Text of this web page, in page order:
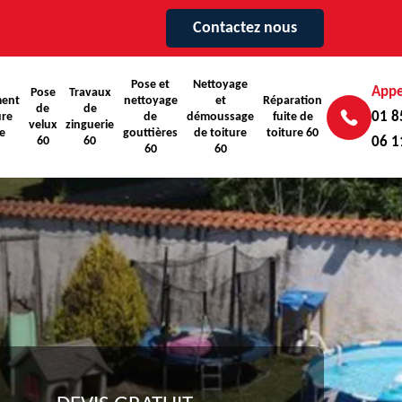
Contactez nous
Pose
de
velux
60
Travaux
de
zinguerie
60
Pose et
nettoyage
de
gouttières
60
Nettoyage
et
démoussage
de toiture
60
Réparation
fuite de
toiture 60
01
06